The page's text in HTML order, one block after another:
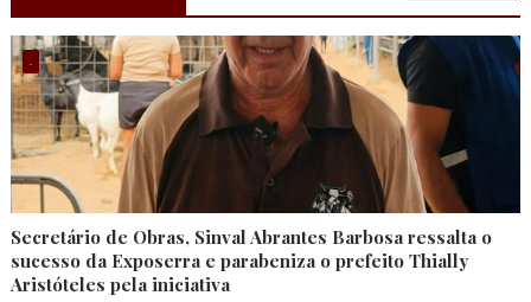
.
Secretário de Obras, Sinval Abrantes Barbosa ressalta o
sucesso da Exposerra e parabeniza o prefeito Thially
Aristóteles pela iniciativa